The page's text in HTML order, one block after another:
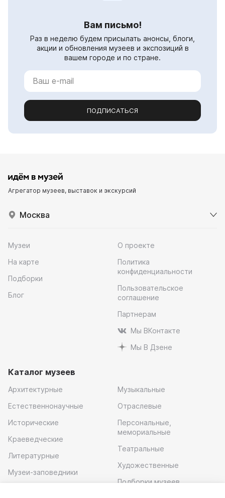
Вам письмо!
Раз в неделю будем присылать анонсы, блоги,
акции и обновления музеев и экспозиций в
вашем городе и по стране.
ПОДПИСАТЬСЯ
Агрегатор музеев, выставок и экскурсий
Москва
Музеи
На карте
Подборки
Блог
О проекте
Политика
конфиденциальности
Пользовательское
соглашение
Партнерам
Мы ВКонтакте
Мы В Дзене
Каталог музеев
Архитектурные
Естественнонаучные
Исторические
Краеведческие
Литературные
Музеи-заповедники
Музыкальные
Отраслевые
Персональные,
мемориальные
Театральные
Художественные
Подборки музеев